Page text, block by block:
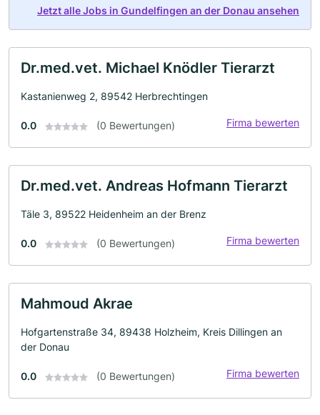
Jetzt alle Jobs in Gundelfingen an der Donau ansehen
Dr.med.vet. Michael Knödler Tierarzt
Kastanienweg 2, 89542 Herbrechtingen
0.0 (0 Bewertungen) Firma bewerten
Dr.med.vet. Andreas Hofmann Tierarzt
Täle 3, 89522 Heidenheim an der Brenz
0.0 (0 Bewertungen) Firma bewerten
Mahmoud Akrae
Hofgartenstraße 34, 89438 Holzheim, Kreis Dillingen an
der Donau
0.0 (0 Bewertungen) Firma bewerten